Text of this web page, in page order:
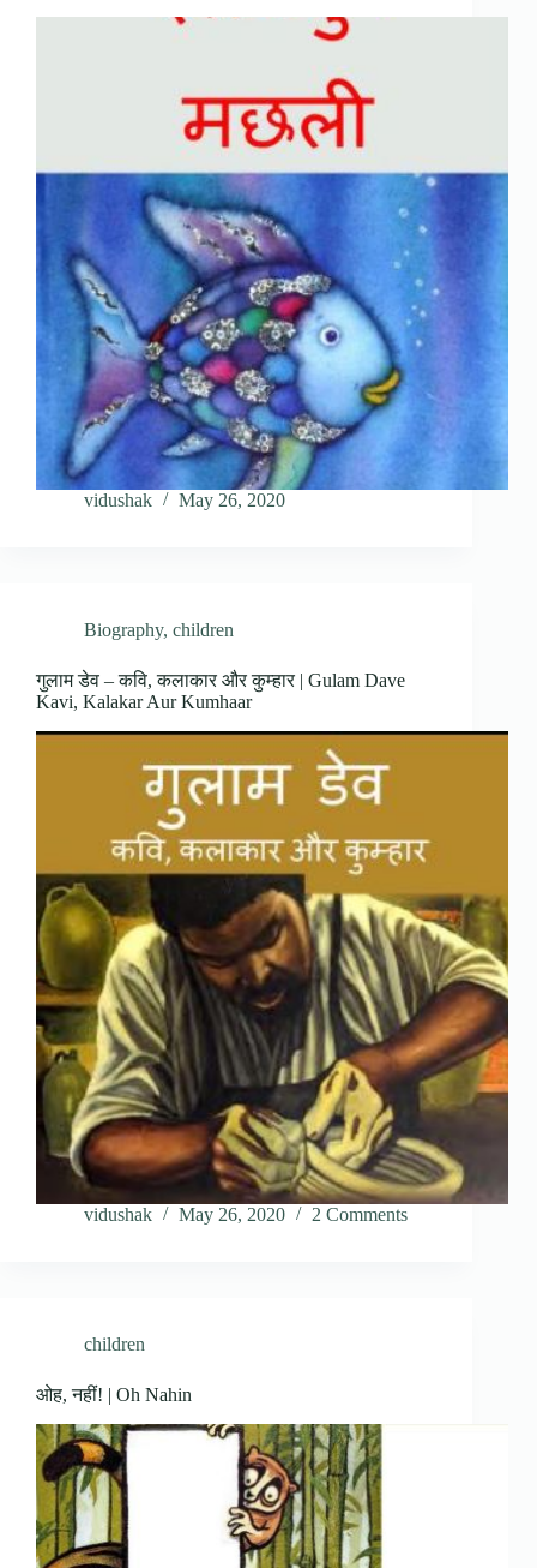
vidushak May 26, 2020
Biography, children
गुलाम डेव – कवि, कलाकार और कुम्हार | Gulam Dave
Kavi, Kalakar Aur Kumhaar
vidushak May 26, 2020 2 Comments
children
ओह, नहीं! | Oh Nahin